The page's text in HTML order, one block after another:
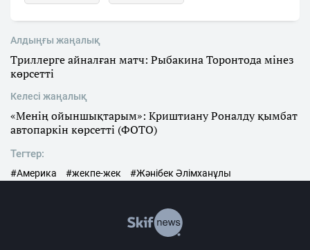
Алдыңғы жаңалық
Триллерге айналған матч: Рыбакина Торонтода мінез
көрсетті
Келесі жаңалық
«Менің ойыншықтарым»: Криштиану Роналду қымбат
автопаркін көрсетті (ФОТО)
Тегтер:
#Америка #жекпе-жек #Жәнібек Әлімханұлы